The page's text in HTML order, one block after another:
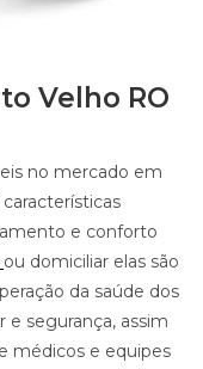
Velho RO
no mercado em
e conforto
ou domiciliar elas são
da saúde dos
segurança, assim
médicos e equipes